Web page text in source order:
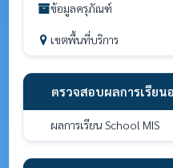
ข้อมูลครุภัณฑ์
เขตพื้นที่บริการ
ตรวจสอบผลการเรียน
ผลการเรียน School MIS